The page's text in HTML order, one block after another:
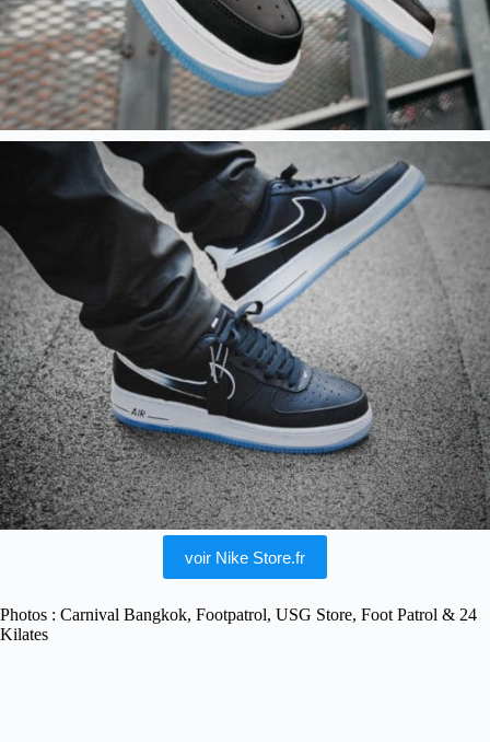
voir Nike Store.fr
Photos : Carnival Bangkok, Footpatrol, USG Store, Foot Patrol & 24
Kilates